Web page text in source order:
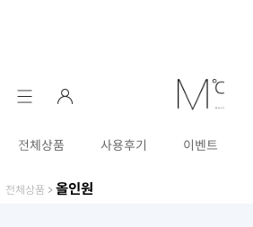
전체상품 사용후기 이벤트
전체상품 > 올인원